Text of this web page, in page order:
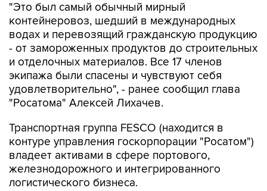
"Это был самый обычный мирный
контейнеровоз, шедший в международных
водах и перевозящий гражданскую продукцию
- от замороженных продуктов до строительных
и отделочных материалов. Все 17 членов
экипажа были спасены и чувствуют себя
удовлетворительно", - ранее сообщил глава
"Росатома" Алексей Лихачев.
Транспортная группа FESCO (находится в
контуре управления госкорпорации "Росатом")
владеет активами в сфере портового,
железнодорожного и интегрированного
логистического бизнеса.